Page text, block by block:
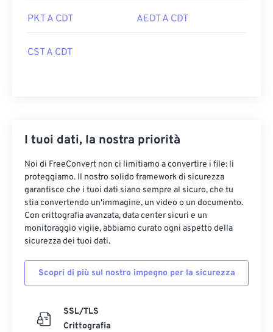
PKT A CDT AEDT A CDT
CST A CDT
I tuoi dati, la nostra priorità
Noi di FreeConvert non ci limitiamo a convertire i file: li
proteggiamo. Il nostro solido framework di sicurezza
garantisce che i tuoi dati siano sempre al sicuro, che tu
stia convertendo un'immagine, un video o un documento.
Con crittografia avanzata, data center sicuri e un
monitoraggio vigile, abbiamo curato ogni aspetto della
sicurezza dei tuoi dati.
Scopri di più sul nostro impegno per la sicurezza
SSL/TLS
Crittografia